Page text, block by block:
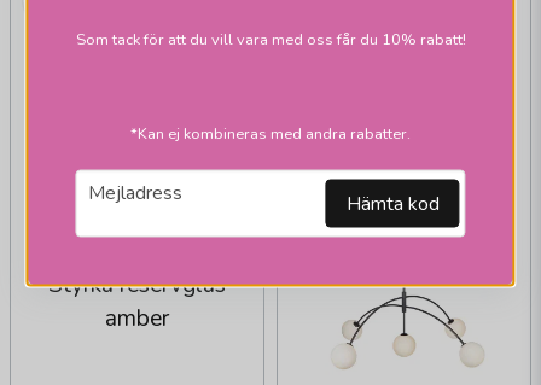
Styrka reservglas
amber
Som tack för att du vill vara med oss får du 10% rabatt!
*Kan ej kombineras med andra rabatter.
email
Mejladress Hämta kod